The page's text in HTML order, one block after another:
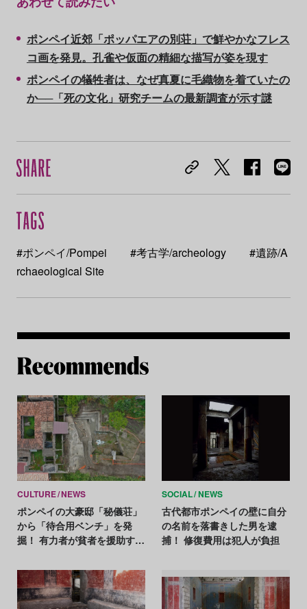
ポンペイ近郊「ポッパエアの別荘」で鮮やかなフレス
コ画を発見。孔雀や仮面の精細な描写が姿を現す
ポンペイの犠牲者は、なぜ真夏に毛織物を着ていたの
か──「死の文化」研究チームの最新調査が示す謎
#ポンペイ/Pompei #考古学/archeology
#遺跡/A
rchaeological Site
CULTURE NEWS
ポンペイの大豪邸「秘儀荘」
から「待合用ベンチ」を発
掘！ 有力者が貧者を援助する
SOCIAL NEWS
古代都市ポンペイの壁に自分
の名前を落書きした男を逮
捕！ 修復費用は犯人が負担